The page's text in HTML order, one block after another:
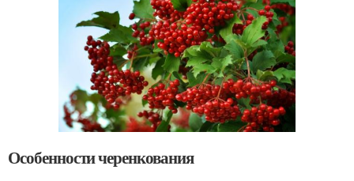
Особенности черенкования